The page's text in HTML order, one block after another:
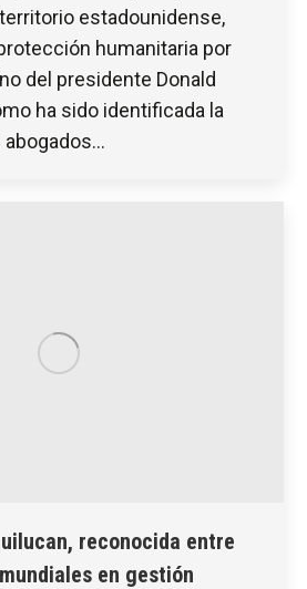
estadounidense,
humanitaria por
del presidente Donald
ha sido identificada la
abogados…
reconocida entre
en gestión